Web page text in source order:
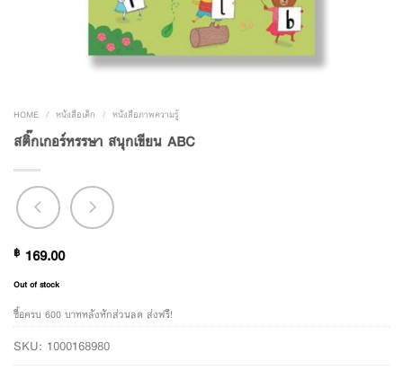
HOME / หนังสือเด็ก / หนังสือภาพความรู้
สติ๊กเกอร์หรรษา สนุกเขียน ABC
฿ 169.00
Out of stock
ซื้อครบ 600 บาทหลังหักส่วนลด ส่งฟรี!
SKU: 1000168980